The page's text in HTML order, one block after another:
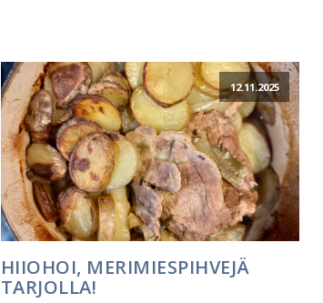
12.11.2025
HIIOHOI, MERIMIESPIHVEJÄ
TARJOLLA!